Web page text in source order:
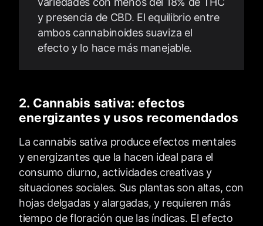
y presencia de CBD. El equilibrio entre
ambos cannabinoides suaviza el
efecto y lo hace más manejable.
2. Cannabis sativa: efectos
energizantes y usos recomendados
La cannabis sativa produce efectos mentales
y energizantes que la hacen ideal para el
consumo diurno, actividades creativas y
situaciones sociales. Sus plantas son altas, con
hojas delgadas y alargadas, y requieren más
tiempo de floración que las índicas. El efecto